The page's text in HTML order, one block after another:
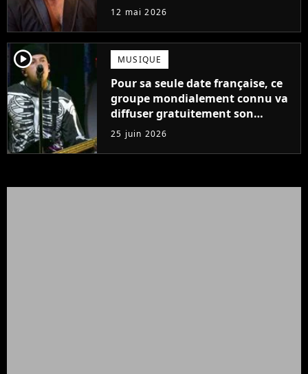
12 mai 2026
player2 MUSIQUE
Pour sa seule date française, ce
groupe mondialement connu va
diffuser gratuitement son
concert en streaming
25 juin 2026